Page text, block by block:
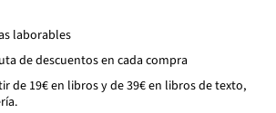
laborables
de descuentos en cada compra
de 19€ en libros y de 39€ en libros de texto,